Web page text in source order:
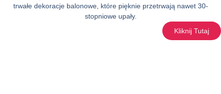
trwałe dekoracje balonowe, które pięknie przetrwają nawet 30-
stopniowe upały.
Kliknij Tutaj